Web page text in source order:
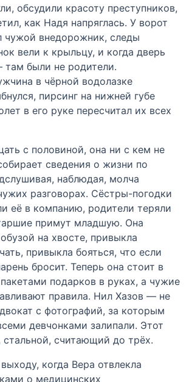
обсудили красоту преступников,
как Надя напряглась. У ворот
чужой внедорожник, следы
вели к крыльцу, и когда дверь
там были не родители.
в чёрной водолазке
пирсинг на нижней губе
в его руке пересчитал их всех
с половиной, она ни с кем не
сведения о жизни по
наблюдая, молча
разговорах. Сёстры-погодки
её в компанию, родители теряли
примут младшую. Она
на хвосте, привыкла
привыкла бояться, что если
бросит. Теперь она стоит в
подарков в руках, а чужие
правила. Нил Хазов — не
с фотографий, за которым
девчонками залипали. Этот
стальной, считающий до трёх.
когда Вера отвлекла
о медицинских